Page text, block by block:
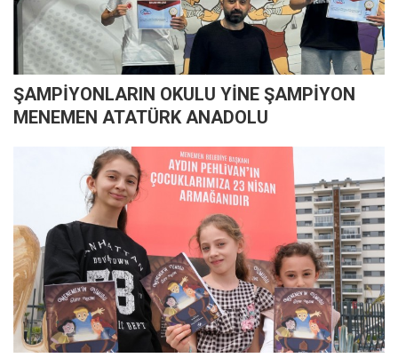
ŞAMPİYONLARIN OKULU YİNE ŞAMPİYON
MENEMEN ATATÜRK ANADOLU